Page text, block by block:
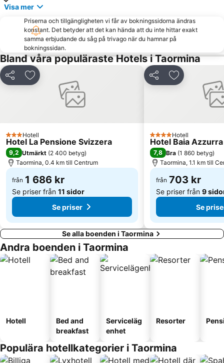
Piazza del Duomo
Spiaggia Marinello
Reggio Calabria Airport
Via Marina
San Cristofaro
Mamma Rosa
Isola Bella
Taormina-Giardini Railway Station
Cyklopernas Öar
Baia del Tono
Porto di Messina
Visa mer
Priserna och tillgängligheten vi får av bokningssidorna ändras
konstant. Det betyder att det kan hända att du inte hittar exakt
samma erbjudande du såg på trivago när du hamnar på
bokningssidan.
Bland våra populäraste Hotels i Taormina
Dela Lägg till i Mina Favoriter
3 Stjärnor
Hotell
Hotel La Pensione Svizzera
9,2 Utmärkt (2 400 betyg)
Taormina, 0.4 km till Centrum
från 1 686 kr
Se priser från 11 sidor
Se priser
Dela Lägg till i
4 Stjärnor
Hotell
Hotel Baia Azzurra
7,8 Bra (1 860 betyg)
Taormina, 1.1 km till
från 703 kr
Se priser från 9
Se
Se alla boenden i Taormina
Andra boenden i Taormina
Hotell
Bed and
breakfast
Serviceläg
enhet
Resorter
Populära hotellkategorier i Taormina